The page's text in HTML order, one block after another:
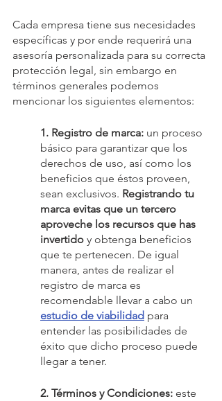
Cada empresa tiene sus necesidades
específicas y por ende requerirá una
asesoría personalizada para su correcta
protección legal, sin embargo en
términos generales podemos
mencionar los siguientes elementos:
1. Registro de marca: un proceso
básico para garantizar que los
derechos de uso, así como los
beneficios que éstos proveen,
sean exclusivos. Registrando tu
marca evitas que un tercero
aproveche los recursos que has
invertido y obtenga beneficios
que te pertenecen. De igual
manera, antes de realizar el
registro de marca es
recomendable llevar a cabo un
estudio de viabilidad para
entender las posibilidades de
éxito que dicho proceso puede
llegar a tener.
2. Términos y Condiciones: este